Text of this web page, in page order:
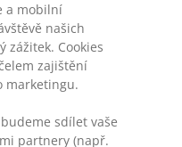
a mobilní
našich
zážitek. Cookies
zajištění
marketingu.
sdílet vaše
partnery (např.